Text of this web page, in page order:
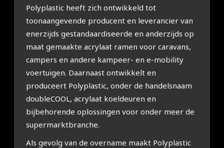
Polyplastic heeft zich ontwikkeld tot
toonaangevende producent en leverancier van
enerzijds gestandaardiseerde en anderzijds op
maat gemaakte acrylaat ramen voor caravans,
campers en andere kampeer- en e-mobility
voertuigen. Daarnaast ontwikkelt en
produceert Polyplastic, onder de handelsnaam
doubleCOOL, acrylaat koeldeuren en
bijbehorende oplossingen voor onder meer de
supermarktbranche.
Als gevolg van de overname maakt Polyplastic